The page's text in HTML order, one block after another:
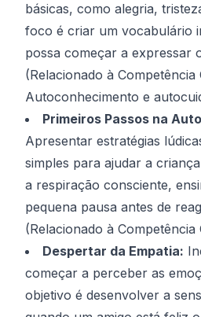
básicas, como alegria,
foco é criar um vocabulário
possa começar a expressar
(Relacionado à Competência
Autoconhecimento e
Primeiros Passos na
Apresentar estratégias
simples para ajudar a
a respiração consciente,
pequena pausa antes de
(Relacionado à Competência
Despertar da Empatia:
começar a perceber as
objetivo é desenvolver a